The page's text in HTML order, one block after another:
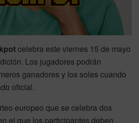
celebra este viernes 15 de mayo
Los jugadores podrán
ganadores y los soles cuando
oficial.
europeo que se celebra dos
el que los participantes deben